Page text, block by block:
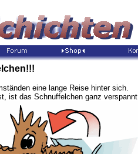
eine lange Reise hinter sich.
ist das Schnuffelchen ganz verspannt